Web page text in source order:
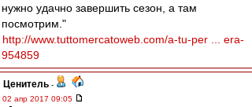
нужно удачно завершить сезон, а там
посмотрим."
http://www.tuttomercatoweb.com/a-tu-per ... era-
954859
Ценитель -
02 апр 2017 09:05